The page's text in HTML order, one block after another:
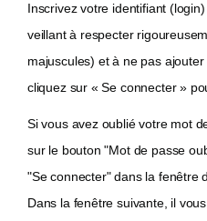
Inscrivez votre identifiant
veillant à respecter
majuscules) et à ne pas
cliquez sur « Se connecter »
Si vous avez oublié votre mot
sur le bouton "Mot de passe
"Se connecter" dans la fenêtre
Dans la fenêtre suivante, il